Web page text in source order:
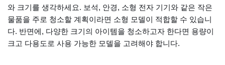
와 크기를 생각하세요. 보석, 안경, 소형 전자 기기와 같은 작은
물품을 주로 청소할 계획이라면 소형 모델이 적합할 수 있습니
다. 반면에, 다양한 크기의 아이템을 청소하고자 한다면 용량이
크고 다용도로 사용 가능한 모델을 고려해야 합니다.